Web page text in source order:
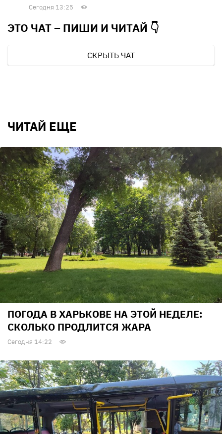
Сегодня 13:25
ЭТО ЧАТ – ПИШИ И ЧИТАЙ 👇
СКРЫТЬ ЧАТ
ЧИТАЙ ЕЩЕ
ПОГОДА В ХАРЬКОВЕ НА ЭТОЙ НЕДЕЛЕ:
СКОЛЬКО ПРОДЛИТСЯ ЖАРА
Сегодня 14:22